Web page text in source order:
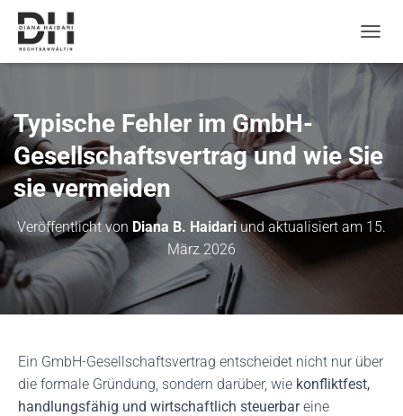
a
v
i
i
o
n
u
m
l
n
Typische Fehler im GmbH-
Gesellschaftsvertrag und wie Sie
sie vermeiden
Veröffentlicht von Diana B. Haidariund aktualisiert am 15.
März 2026
Ein GmbH-Gesellschaftsvertrag entscheidet nicht nur über
die formale Gründung, sondern darüber, wie konfliktfest,
handlungsfähig und wirtschaftlich steuerbareine